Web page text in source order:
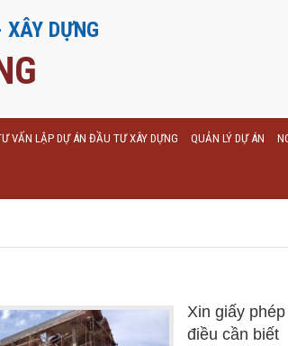
DỰNG
VẤN LẬP DỰ ÁN ĐẦU TƯ XÂY DỰNG QUẢN LÝ DỰ ÁN
Xin giấy
điều cần biết